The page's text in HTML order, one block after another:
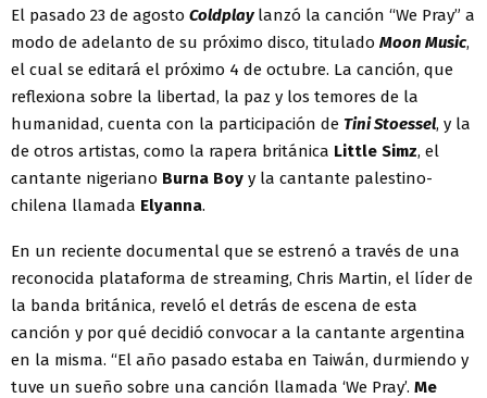
El pasado 23 de agosto Coldplay lanzó la canción “We Pray” a
modo de adelanto de su próximo disco, titulado Moon Music,
el cual se editará el próximo 4 de octubre. La canción, que
reflexiona sobre la libertad, la paz y los temores de la
humanidad, cuenta con la participación de Tini Stoessel, y la
de otros artistas, como la rapera británica Little Simz, el
cantante nigeriano Burna Boy y la cantante palestino-
chilena llamada Elyanna.
En un reciente documental que se estrenó a través de una
reconocida plataforma de streaming, Chris Martin, el líder de
la banda británica, reveló el detrás de escena de esta
canción y por qué decidió convocar a la cantante argentina
en la misma. “El año pasado estaba en Taiwán, durmiendo y
tuve un sueño sobre una canción llamada ‘We Pray’. Me